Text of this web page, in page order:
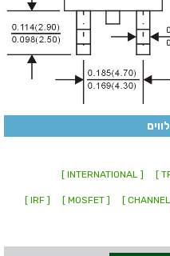
[ INTERNATIONAL ]
[ MOSFET ]
[ IRF ]